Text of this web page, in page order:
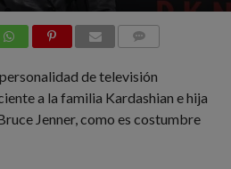
de televisión
a la familia Kardashian e hija
Jenner, como es costumbre